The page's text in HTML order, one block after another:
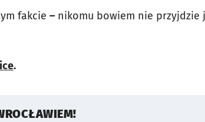
fakcie – nikomu bowiem nie przyjdzie
.